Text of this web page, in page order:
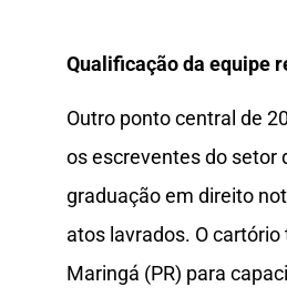
Qualificação da equipe
Outro ponto central de
os escreventes do setor
graduação em direito
atos lavrados. O
Maringá (PR) para